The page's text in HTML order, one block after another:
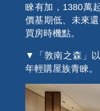
睞有加，1380萬
價基期低、未來
買房時機點。
▼「敦南之森」
年輕購屋族青睞。